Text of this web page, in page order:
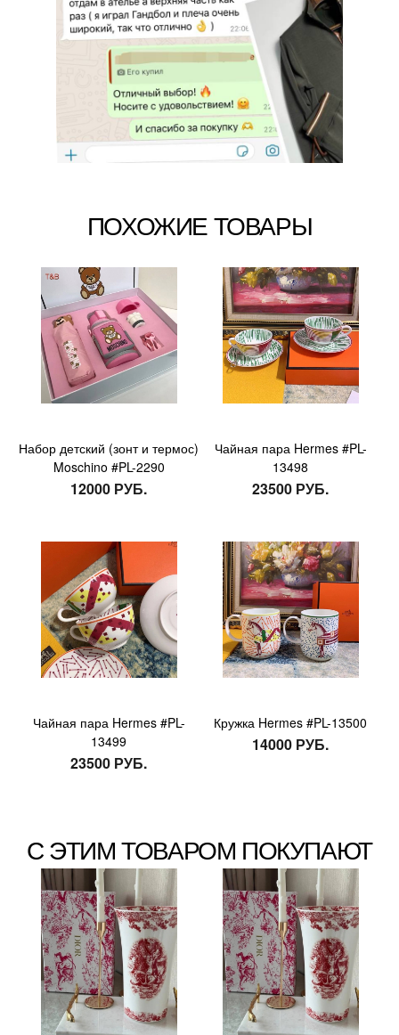
ПОХОЖИЕ ТОВАРЫ
Набор детский (зонт и термос)
Moschino #PL-2290
12000 РУБ.
Чайная пара Hermes #PL-
13498
23500 РУБ.
Чайная пара Hermes #PL-
13499
23500 РУБ.
Кружка Hermes #PL-13500
14000 РУБ.
С ЭТИМ ТОВАРОМ ПОКУПАЮТ